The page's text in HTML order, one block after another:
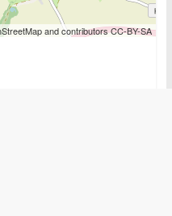
and contributors CC-BY-SA